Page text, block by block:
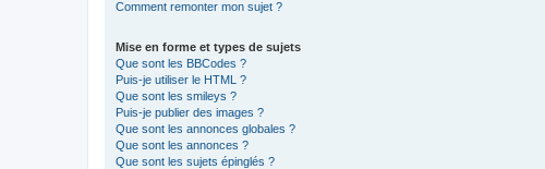
Comment remonter mon sujet ?
Mise en forme et types de sujets
Que sont les BBCodes ?
Puis-je utiliser le HTML ?
Que sont les smileys ?
Puis-je publier des images ?
Que sont les annonces globales ?
Que sont les annonces ?
Que sont les sujets épinglés ?